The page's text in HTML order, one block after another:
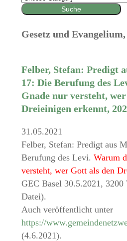
Gesetz und
Felber, Stefan: Predigt
17: Die Berufung des
Gnade nur versteht,
Dreieinigen erkennt,
31.05.2021
Felber, Stefan: Predigt aus
Berufung des Levi. Warum
versteht, wer Gott als den
GEC Basel 30.5.2021,
Datei).
Auch veröffentlicht unter
https://
(4.6.2021).